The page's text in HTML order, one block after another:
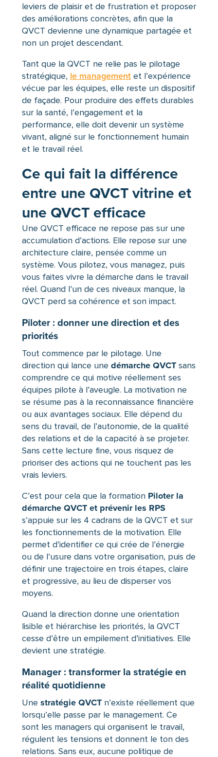
leviers de plaisir et de frustration et proposer
des améliorations concrètes, afin que la
QVCT devienne une dynamique partagée et
non un projet descendant.
Tant que la QVCT ne relie pas le pilotage
stratégique, le managementet l’expérience
vécue par les équipes, elle reste un dispositif
de façade. Pour produire des effets durables
sur la santé, l’engagement et la
performance, elle doit devenir un système
vivant, aligné sur le fonctionnement humain
et le travail réel.
Ce qui fait la différence
entre une QVCT vitrine et
une QVCT efficace
Une QVCT efficace ne repose pas sur une
accumulation d’actions. Elle repose sur une
architecture claire, pensée comme un
système. Vous pilotez, vous managez, puis
vous faites vivre la démarche dans le travail
réel. Quand l’un de ces niveaux manque, la
QVCT perd sa cohérence et son impact.
Piloter : donner une direction et des
priorités
Tout commence par le pilotage. Une
direction qui lance une démarche QVCTsans
comprendre ce qui motive réellement ses
équipes pilote à l’aveugle. La motivation ne
se résume pas à la reconnaissance financière
ou aux avantages sociaux. Elle dépend du
sens du travail, de l’autonomie, de la qualité
des relations et de la capacité à se projeter.
Sans cette lecture fine, vous risquez de
prioriser des actions qui ne touchent pas les
vrais leviers.
C’est pour cela que la formation Piloter la
démarche QVCT et prévenir les RPS
s’appuie sur les 4 cadrans de la QVCT et sur
les fonctionnements de la motivation. Elle
permet d’identifier ce qui crée de l’énergie
ou de l’usure dans votre organisation, puis de
définir une trajectoire en trois étapes, claire
et progressive, au lieu de disperser vos
moyens.
Quand la direction donne une orientation
lisible et hiérarchise les priorités, la QVCT
cesse d’être un empilement d’initiatives. Elle
devient une stratégie.
Manager : transformer la stratégie en
réalité quotidienne
Une stratégie QVCTn’existe réellement que
lorsqu’elle passe par le management. Ce
sont les managers qui organisent le travail,
régulent les tensions et donnent le ton des
relations. Sans eux, aucune politique de